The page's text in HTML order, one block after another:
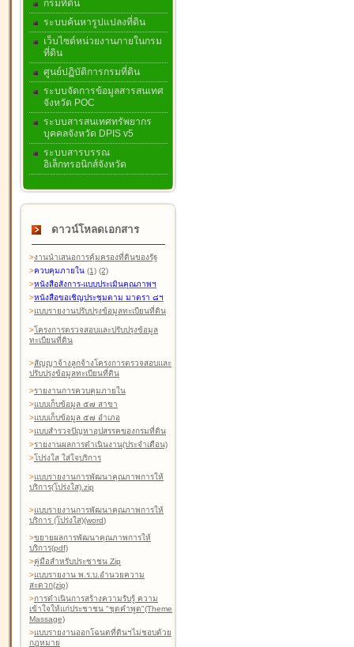
กรมที่ดิน
ระบบค้นหารูปแปลงที่ดิน
เว็บไซต์หน่วยงานภายในกรม
ที่ดิน
ศูนย์ปฏิบัติการกรมที่ดิน
ระบบจัดการข้อมูลสารสนเทศ
จังหวัด POC
ระบบสารสนเทศทรัพยากร
บุคคลจังหวัด DPIS v5
ระบบสารบรรณ
อิเล็กทรอนิกส์จังหวัด
ดาวน์โหลดเอกสาร
>งานนำเสนอการคุ้มครองที่ดินของรัฐ
>ควบคุมภายใน (1) (2)
>หนังสือสังการ-แบบประเมินคุณภาพฯ
>หนังสือขอเชิญประชุมตาม มาตรา ๘ฯ
>แบบรายงานปรับปรุงข้อมูลทะเบียนที่ดิน
>โครงการตรวจสอบและปรับปรุงข้อมูล
ทะเบียนที่ดิน
>สัญญาจ้างลูกจ้างโครงการตรวจสอบและ
ปรับปรุงข้อมูลทะเบียนที่ดิน
>รายงานการควบคุมภายใน
>แบบเก็บข้อมูล ๕๗ สาขา
>แบบเก็บข้อมูล ๕๗ อำเภอ
>แบบสำรวจปัญหาอุปสรรคของกรมที่ดิน
>รายงานผลการดำเนินงาน(ประจำเดือน)
>โปร่งใส ใส่ใจบริการ
>แบบรายงานการพัฒนาคุณภาพการให้
บริการ(โปร่งใส).zip
>แบบรายงานการพัฒนาคุณภาพการให้
บริการ (โปร่งใส)(word)
>ขยายผลการพัฒนาคุณภาพการให้
บริการ(pdf)
>คู่มือสำหรับประชาชน Zip
>แบบรายงาน พ.ร.บ.อำนวยความ
สะดวก(zip)
>การดำเนินการสร้างความรับรู้ ความ
เข้าใจให้แก่ประชาชน "ชุดคำพูด"(Theme
Massage)
>แบบรายงานออกโฉนดที่ดินฯไม่ชอบด้วย
กฎหมาย